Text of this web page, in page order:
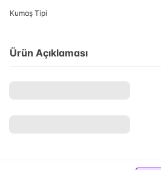
Kumaş Tipi
Ürün Açıklaması